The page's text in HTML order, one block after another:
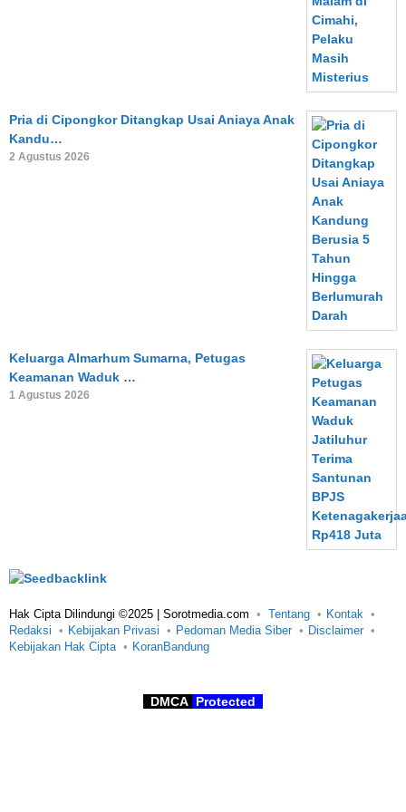
Pria di Cipongkor Ditangkap Usai Aniaya Anak
Kandu…
2 Agustus 2026
Keluarga Almarhum Sumarna, Petugas
Keamanan Waduk …
1 Agustus 2026
Hak Cipta Dilindungi ©2025 | Sorotmedia.com Tentang
Kontak
Redaksi
Kebijakan Privasi Pedoman Media Siber
Disclaimer
Kebijakan Hak Cipta
KoranBandung
DMCA Protected